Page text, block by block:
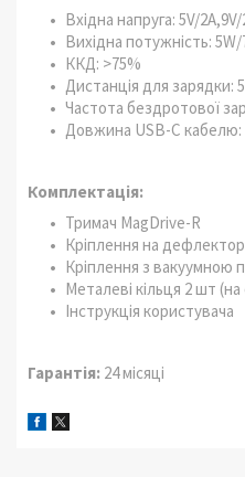
Вхідна напруга: 5V/2A,9V/
Вихідна потужність:
ККД: >75%
Дистанція для зарядки:
Частота бездротової
Довжина USB-C кабелю:
Комплектація:
Тримач MagDrive-R
Кріплення на дефлектор
Кріплення з вакуумною
Металеві кільця 2 шт (на
Інструкція користувача
Гарантія: 24 місяці